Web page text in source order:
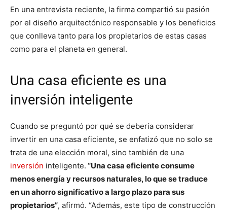
En una entrevista reciente, la firma compartió su pasión
por el diseño arquitectónico responsable y los beneficios
que conlleva tanto para los propietarios de estas casas
como para el planeta en general.
Una casa eficiente es una
inversión inteligente
Cuando se preguntó por qué se debería considerar
invertir en una casa eficiente, se enfatizó que no solo se
trata de una elección moral, sino también de una
inversión inteligente. “Una casa eficiente consume
menos energía y recursos naturales, lo que se traduce
en un ahorro significativo a largo plazo para sus
propietarios”, afirmó. “Además, este tipo de construcción